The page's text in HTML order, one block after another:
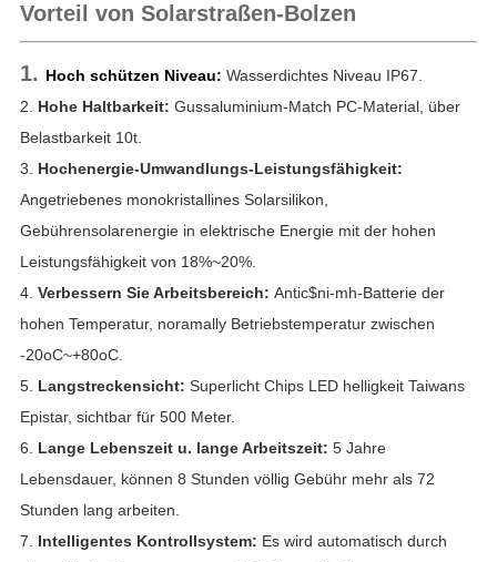
Vorteil von Solarstraßen-Bolzen
1. Hoch schützen Niveau: Wasserdichtes Niveau IP67.
2. Hohe Haltbarkeit: Gussaluminium-Match PC-Material, über
Belastbarkeit 10t.
3. Hochenergie-Umwandlungs-Leistungsfähigkeit:
Angetriebenes monokristallines Solarsilikon,
Gebührensolarenergie in elektrische Energie mit der hohen
Leistungsfähigkeit von 18%~20%.
4. Verbessern Sie Arbeitsbereich: Antic$ni-mh-Batterie der
hohen Temperatur, noramally Betriebstemperatur zwischen
-20oC~+80oC.
5. Langstreckensicht: Superlicht Chips LED helligkeit Taiwans
Epistar, sichtbar für 500 Meter.
6. Lange Lebenszeit u. lange Arbeitszeit: 5Jahre
Lebensdauer, können 8 Stunden völlig Gebühr mehr als 72
Stunden lang arbeiten.
7. Intelligentes Kontrollsystem: Es wird automatisch durch